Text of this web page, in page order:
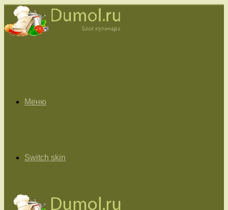
Меню
Switch skin